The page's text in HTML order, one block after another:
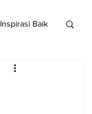
Inspirasi Baik